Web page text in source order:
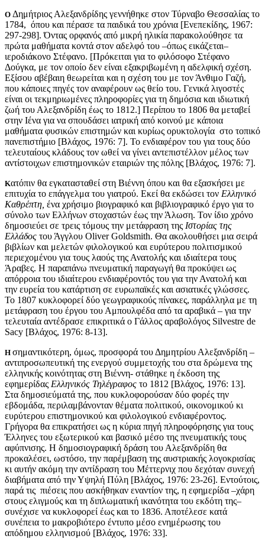
Ο Δημήτριος Αλεξανδρίδης γεννήθηκε στον Τύρναβο Θεσσαλίας το
1784, όπου και πέρασε τα παιδικά του χρόνια [Ενεπεκίδης, 1967:
297-298]. Όντας ορφανός από μικρή ηλικία παρακολούθησε τα
πρώτα μαθήματα κοντά στον αδελφό του –όπως εικάζεται–
ιεροδιάκονο Στέφανο. [Πρόκειται για το φιλόσοφο Στέφανο
Δούγκα, με τον οποίο δεν είναι εξακριβωμένη η αδελφική σχέση.
Εξίσου αβέβαιη θεωρείται και η σχέση του με τον Άνθιμο Γαζή,
που κάποιες πηγές τον αναφέρουν ως θείο του. Γενικά λιγοστές
είναι οι τεκμηριωμένες πληροφορίες για τη δημόσια και ιδιωτική
ζωή του Αλεξανδρίδη έως το 1812.] Περίπου το 1806 θα μεταβεί
στην Ιένα για να σπουδάσει ιατρική από κοινού με κάποια
μαθήματα φυσικών επιστημών και κυρίως ορυκτολογία στο τοπικό
πανεπιστήμιο [Βλάχος, 1976: 7]. Το ενδιαφέρον του για τους δύο
τελευταίους κλάδους τον ωθεί να γίνει αντεπιστέλλον μέλος των
αντίστοιχων επιστημονικών εταιριών της πόλης [Βλάχος, 1976: 7].
Κατόπιν θα εγκατασταθεί στη Βιέννη όπου και θα εξασκήσει με
επιτυχία το επάγγελμα του γιατρού. Εκεί θα εκδώσει τον Ελληνικό
Καθρέπτη, ένα χρήσιμο βιογραφικό και βιβλιογραφικό έργο για το
σύνολο των Ελλήνων στοχαστών έως την Άλωση. Τον ίδιο χρόνο
δημοσιεύει σε τρεις τόμους την μετάφραση της Ιστορίας της
Ελλάδος του Άγγλου Oliver Goldsmith. Θα ακολουθήσει μια σειρά
βιβλίων και μελετών φιλολογικού και ευρύτερου πολιτισμικού
περιεχομένου για τους λαούς της Ανατολής και ιδιαίτερα τους
Άραβες. Η παραπάνω πνευματική παραγωγή θα προκύψει ως
απόρροια του ιδιαίτερου ενδιαφέροντός του για την Ανατολή και
την ευρεία του κατάρτιση σε ευρωπαϊκές και ασιατικές γλώσσες.
Το 1807 κυκλοφορεί δύο γεωγραφικούς πίνακες, παράλληλα με τη
μετάφραση του έργου του Αμπουλφέδα από τα αραβικά – για την
τελευταία αντέδρασε επικριτικά ο Γάλλος αραβολόγος Silvestre de
Sacy [Βλάχος, 1976: 8-13].
H σημαντικότερη, όμως, προσφορά του Δημητρίου Αλεξανδρίδη –
αντιπροσωπευτική της ενεργού συμμετοχής του στα δρώμενα της
ελληνικής κοινότητας στη Βιέννη- στάθηκε η έκδοση της
εφημερίδας Ελληνικός Τηλέγραφος το 1812 [Βλάχος, 1976: 13].
Στα δημοσιεύματά της, που κυκλοφορούσαν δύο φορές την
εβδομάδα, περιλαμβάνονταν θέματα πολιτικού, οικονομικού κι
ευρύτερου επιστημονικού και φιλολογικού ενδιαφέροντος.
Γρήγορα θα επικρατήσει ως η κύρια πηγή πληροφόρησης για τους
Έλληνες του εξωτερικού και βασικό μέσο της πνευματικής τους
αφύπνισης. Η δημοσιογραφική δράση του Αλεξανδρίδη θα
προκαλέσει, ωστόσο, την παρέμβαση της αυστριακής λογοκρισίας
κι αυτήν ακόμη την αντίδραση του Μέττερνιχ που δεχόταν συνεχή
διαβήματα από την Υψηλή Πύλη [Βλάχος, 1976: 23-26]. Εντούτοις,
παρά τις πιέσεις που ασκήθηκαν εναντίον της, η εφημερίδα –χάρη
στους ελιγμούς και τη διπλωματική ικανότητα του εκδότη της–
συνέχισε να κυκλοφορεί έως και το 1836. Αποτέλεσε κατά
συνέπεια το μακροβιότερο έντυπο μέσο ενημέρωσης του
απόδημου ελληνισμού [Βλάχος, 1976: 33].